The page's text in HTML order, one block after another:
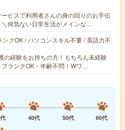
ビスで利用者さんの身の回りのお手伝
＼何気ない日常生活がメインな…
クOK / パソコンスキル不要 / 英語力不
の経験をお持ちの方！もちろん未経験
ランクOK・年齢不問！Wワ…
40代 50代
60代